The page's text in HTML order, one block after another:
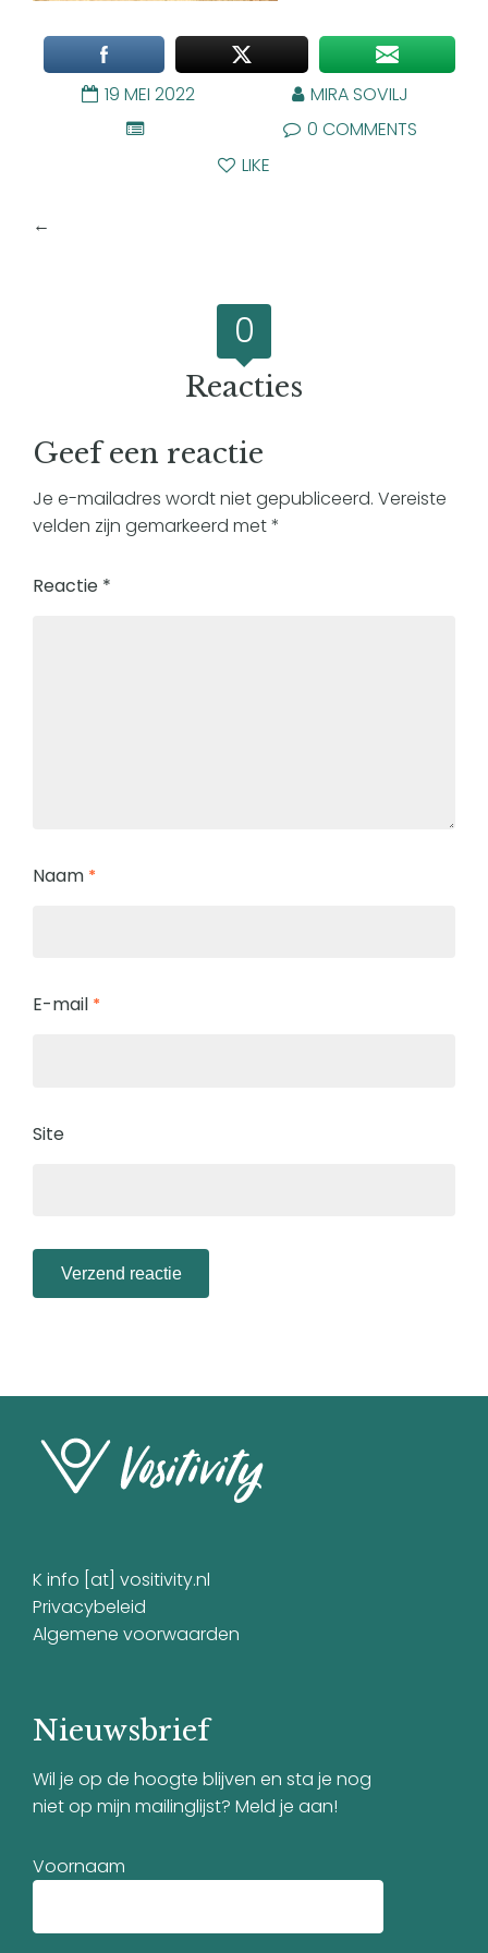
19 MEI 2022
MIRA SOVILJ
0 COMMENTS
LIKE
←
0
Reacties
Geef een reactie
Je e-mailadres wordt niet gepubliceerd. Vereiste
velden zijn gemarkeerd met*
Reactie *
Naam *
E-mail *
Site
K info [at] vositivity.nl
Privacybeleid
Algemene voorwaarden
Nieuwsbrief
Wil je op de hoogte blijven en sta je nog
niet op mijn mailinglijst? Meld je aan!
Voornaam